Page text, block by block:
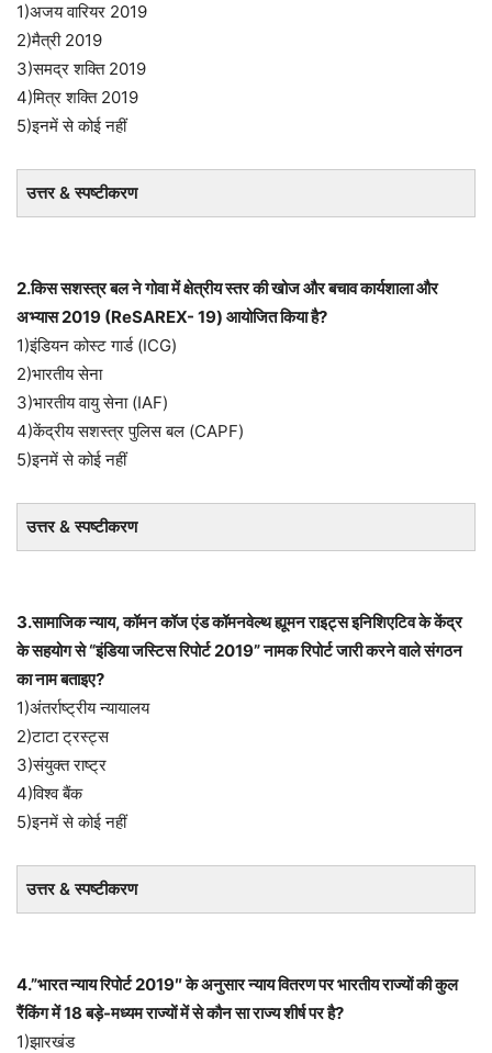
1)अजय वारियर 2019
2)मैत्री 2019
3)समद्र शक्ति 2019
4)मित्र शक्ति 2019
5)इनमें से कोई नहीं
उत्तर & स्पष्टीकरण
2.किस सशस्त्र बल ने गोवा में क्षेत्रीय स्तर की खोज और बचाव कार्यशाला और
अभ्यास 2019 (ReSAREX- 19) आयोजित किया है?
1)इंडियन कोस्ट गार्ड (ICG)
2)भारतीय सेना
3)भारतीय वायु सेना (IAF)
4)केंद्रीय सशस्त्र पुलिस बल (CAPF)
5)इनमें से कोई नहीं
उत्तर & स्पष्टीकरण
3.सामाजिक न्याय, कॉमन कॉज एंड कॉमनवेल्थ ह्यूमन राइट्स इनिशिएटिव के केंद्र
के सहयोग से “इंडिया जस्टिस रिपोर्ट 2019” नामक रिपोर्ट जारी करने वाले संगठन
का नाम बताइए?
1)अंतर्राष्ट्रीय न्यायालय
2)टाटा ट्रस्ट्स
3)संयुक्त राष्ट्र
4)विश्व बैंक
5)इनमें से कोई नहीं
उत्तर & स्पष्टीकरण
4.”भारत न्याय रिपोर्ट 2019″ के अनुसार न्याय वितरण पर भारतीय राज्यों की कुल
रैंकिंग में 18 बड़े-मध्यम राज्यों में से कौन सा राज्य शीर्ष पर है?
1)झारखंड